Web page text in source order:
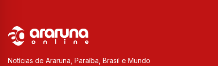
Notícias de Araruna, Paraíba, Brasil e Mundo